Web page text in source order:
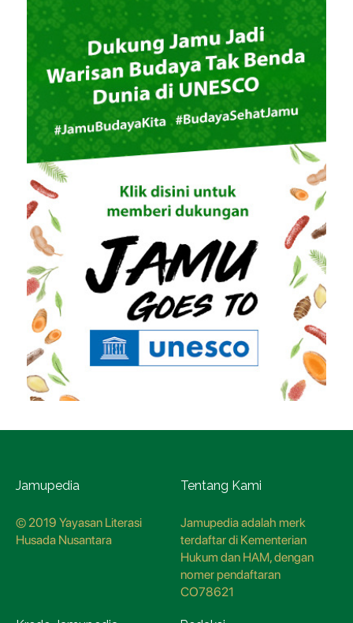
Jamupedia
© 2019 Yayasan Literasi
Husada Nusantara
Tentang Kami
Jamupedia adalah merk
terdaftar di Kementerian
Hukum dan HAM, dengan
nomer pendaftaran
CO78621